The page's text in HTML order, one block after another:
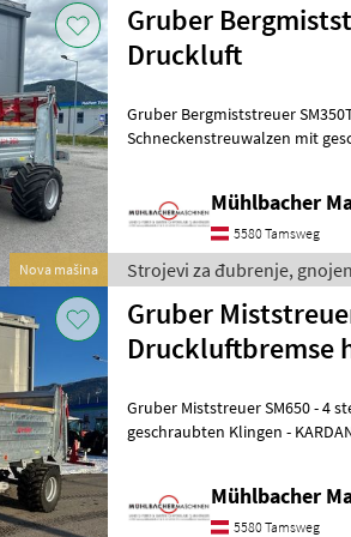
Nova mašina
Gruber
Druckluft
Gruber Bergmiststreuer SM350T - 3, 30 x 1, 70 x 0, 50m - 4
Schneckenstreuwalzen mit
Mühlbacher
5580 Tamsweg
Strojevi za đubrenje,
Gruber
Druckluftbremse
Gruber Miststreuer SM650 - 4 stehende Schneckenstreuwalzen mit
geschraubten Klingen -
Mühlbacher
5580 Tamsweg